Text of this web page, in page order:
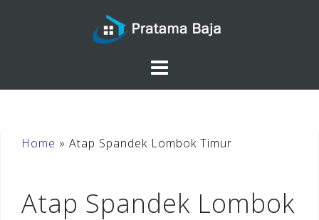
Home » Atap Spandek Lombok Timur
Atap Spandek Lombok